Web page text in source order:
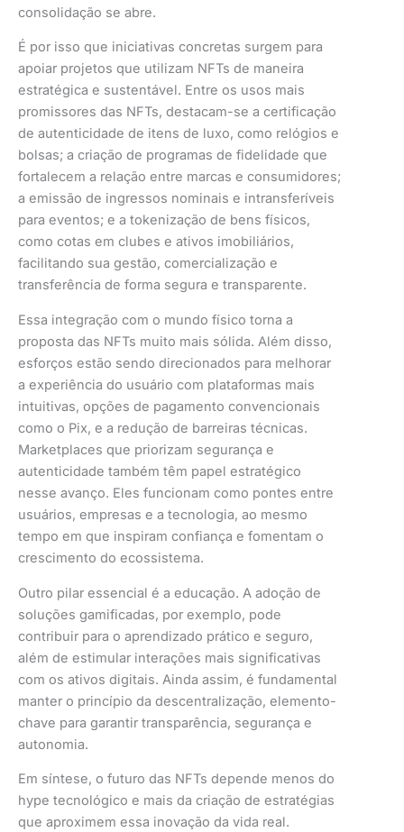
consolidação se abre.
É por isso que iniciativas concretas surgem para
apoiar projetos que utilizam NFTs de maneira
estratégica e sustentável. Entre os usos mais
promissores das NFTs, destacam-se a certificação
de autenticidade de itens de luxo, como relógios e
bolsas; a criação de programas de fidelidade que
fortalecem a relação entre marcas e consumidores;
a emissão de ingressos nominais e intransferíveis
para eventos; e a tokenização de bens físicos,
como cotas em clubes e ativos imobiliários,
facilitando sua gestão, comercialização e
transferência de forma segura e transparente.
Essa integração com o mundo físico torna a
proposta das NFTs muito mais sólida. Além disso,
esforços estão sendo direcionados para melhorar
a experiência do usuário com plataformas mais
intuitivas, opções de pagamento convencionais
como o Pix, e a redução de barreiras técnicas.
Marketplaces que priorizam segurança e
autenticidade também têm papel estratégico
nesse avanço. Eles funcionam como pontes entre
usuários, empresas e a tecnologia, ao mesmo
tempo em que inspiram confiança e fomentam o
crescimento do ecossistema.
Outro pilar essencial é a educação. A adoção de
soluções gamificadas, por exemplo, pode
contribuir para o aprendizado prático e seguro,
além de estimular interações mais significativas
com os ativos digitais. Ainda assim, é fundamental
manter o princípio da descentralização, elemento-
chave para garantir transparência, segurança e
autonomia.
Em síntese, o futuro das NFTs depende menos do
hype tecnológico e mais da criação de estratégias
que aproximem essa inovação da vida real.